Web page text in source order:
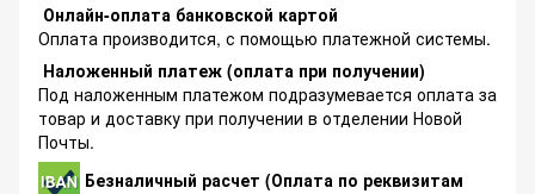
Онлайн-оплата банковской картой
Оплата производится, с помощью платежной системы.
Наложенный платеж (оплата при получении)
Под наложенным платежом подразумевается оплата за
товар и доставку при получении в отделении Новой
Почты.
Безналичный расчет (Оплата по реквизитам